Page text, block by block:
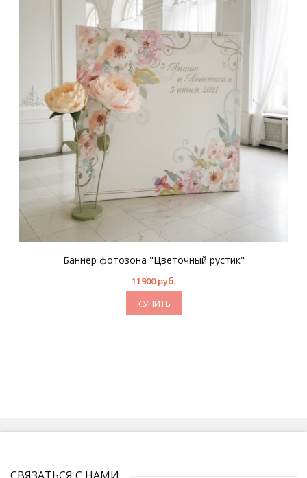
Баннер фотозона "Цветочный рустик"
11900 руб.
КУПИТЬ